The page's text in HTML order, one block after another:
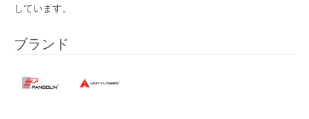
しています。
ブランド